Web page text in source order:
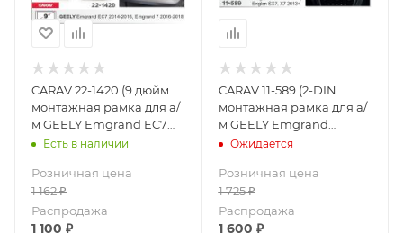
CARAV 22-1420 (9 дюйм.
монтажная рамка для а/
м GEELY Emgrand EC7
2014-16, Emgrand 7 2016+
Есть в наличии
Розничная цена
1 162₽
Распродажа
1 100 ₽
CARAV 11-589 (2-DIN
монтажная рамка для а/
м GEELY Emgrand
X7/EX7/GX7, Englon SX7,
Ожидается
Розничная цена
1 725₽
Распродажа
1 600 ₽